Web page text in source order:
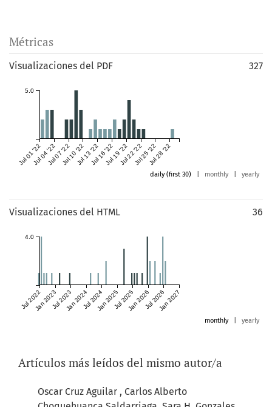
Métricas
Visualizaciones del PDF 327
Jul 01 '22Jul 04 '22Jul 07 '22Jul 10 '22Jul 13 '22Jul 16 '22Jul 19 '22Jul 22 '22Jul 25 '22Jul 28 '22
5.0
daily (first 30) monthly yearly
Visualizaciones del HTML 36
Jul 2022Jan 2023Jul 2023Jan 2024Jul 2024Jan 2025Jul 2025Jan 2026Jul 2026Jan 2027
4.0
monthly yearly
Artículos más leídos del mismo autor/a
Oscar Cruz Aguilar , Carlos Alberto